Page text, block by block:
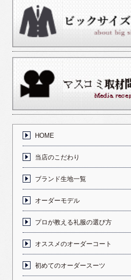
HOME
当店のこだわり
ブランド生地一覧
オーダーモデル
プロが教える礼服の選び方
オススメのオーダーコート
初めてのオーダースーツ